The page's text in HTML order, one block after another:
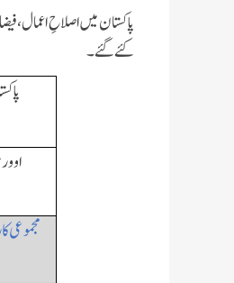
پاکستان میں اصلاحِ
کئے گئے۔
مجموعی